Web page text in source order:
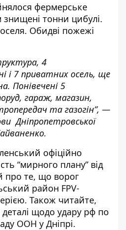
фермерське
знищені тонни цибулі.
Обидві пожежі
4
і 7 приватних осель, ще
Понівечені 5
гараж, магазин,
та газогін”, —
Дніпропетровської
офіційно
“мирного плану” від
про те, що ворог
район FPV-
. Також читайте,
деталі щодо удару рф по
ООН у Дніпрі.